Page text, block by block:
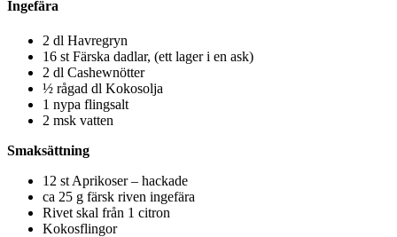
Ingefära
2 dl Havregryn
16 st Färska dadlar, (ett lager i en ask)
2 dl Cashewnötter
½ rågad dl Kokosolja
1 nypa flingsalt
2 msk vatten
Smaksättning
12 st Aprikoser – hackade
ca 25 g färsk riven ingefära
Rivet skal från 1 citron
Kokosflingor